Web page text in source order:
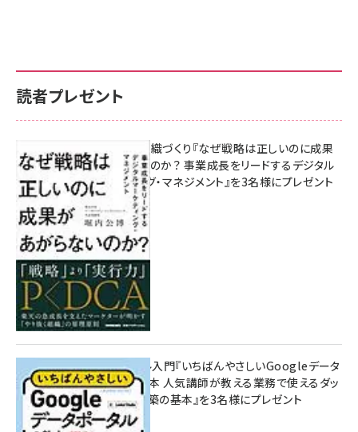
読者プレゼント
成果を生む組織づくり『なぜ戦略は正しいのに成果
があがらないのか？ 事業成長をリードするデジタル
マーケティング・マネジメント』を3名様にプレゼント
10:00
無料BIツール入門『いちばんやさしいGoogleデータ
ポータルの教本 人気講師が教える業務で使えるダッ
シュボード構築の基本』を3名様にプレゼント
7月31日 10:00